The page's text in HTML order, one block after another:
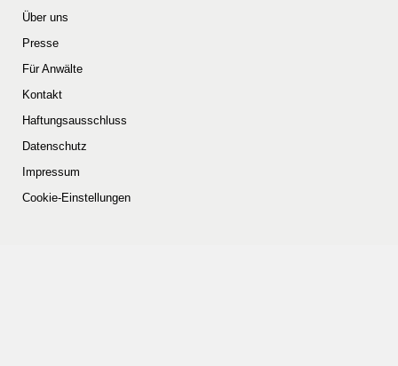
Über uns
Presse
Für Anwälte
Kontakt
Haftungsausschluss
Datenschutz
Impressum
Cookie-Einstellungen